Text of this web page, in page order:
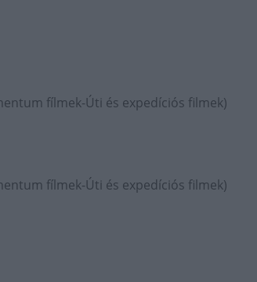
fílmek-Úti és expedíciós filmek)
fílmek-Úti és expedíciós filmek)